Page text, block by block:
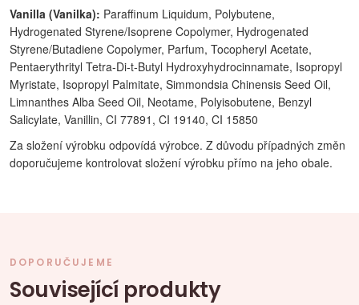
Vanilla (Vanilka): Paraffinum Liquidum, Polybutene,
Hydrogenated Styrene/Isoprene Copolymer, Hydrogenated
Styrene/Butadiene Copolymer, Parfum, Tocopheryl Acetate,
Pentaerythrityl Tetra-Di-t-Butyl Hydroxyhydrocinnamate, Isopropyl
Myristate, Isopropyl Palmitate, Simmondsia Chinensis Seed Oil,
Limnanthes Alba Seed Oil, Neotame, Polyisobutene, Benzyl
Salicylate, Vanillin, CI 77891, CI 19140, CI 15850
Za složení výrobku odpovídá výrobce. Z důvodu případných změn
doporučujeme kontrolovat složení výrobku přímo na jeho obale.
DOPORUČUJEME
Související produkty